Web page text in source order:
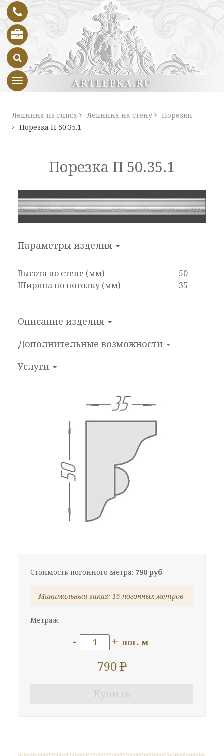
Toggle navigation
Лепнина из гипса Лепнина на стену
Порезки
Порезка П 50.35.1
Порезка П 50.35.1
Параметры изделия
Высота по стене (мм)
50
Ширина по потолку (мм)
35
Описание изделия
Дополнительные возможности
Услуги
Стоимость погонного метра: 790 руб
Минимальный заказ: 15 погонных метров
Метраж:
- + пог. м
790P
Купить